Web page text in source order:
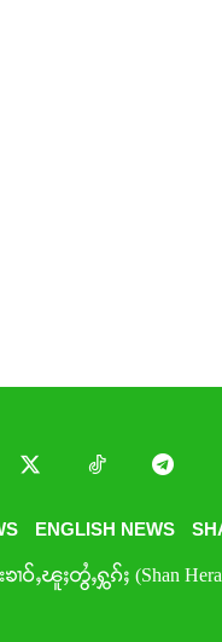
ENGLISH NEWS
ဝ်ႇၽူႈတွႆႇႁွၵ်ႈ (Shan